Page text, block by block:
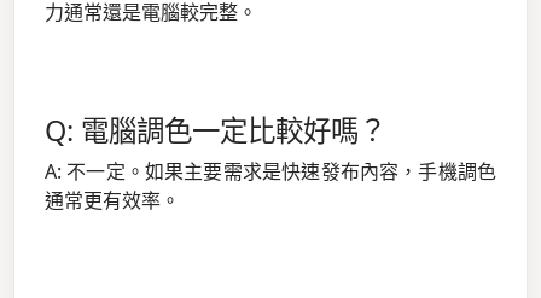
力通常還是電腦較完整。
Q: 電腦調色一定比較好嗎？
A: 不一定。如果主要需求是快速發布內容，手機調色
通常更有效率。